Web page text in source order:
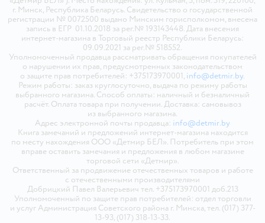
г. Минск, Республика Беларусь. Свидетельство о государственной
регистрации № 0072500 выдано Минским горисполкомом, внесена
запись в ЕГР 01.10.2018 за рег.№ 193143448. Дата внесения
интернет-магазина в Торговый реестр Республики Беларусь:
09.09.2021 за рег.№ 518552.
Уполномоченный продавца рассматривать обращения покупателей
о нарушении их прав, предусмотренных законодательством
о защите прав потребителей: +375173970001, info@detmir.by.
Режим работы: заказ круглосуточно, выдача по режиму работы
выбранного магазина. Способ оплаты: наличный и безналичный
расчёт. Оплата товара при получении. Доставка: самовывоз
из выбранного магазина.
Адрес электронной почты продавца: info@detmir.by
Книга замечаний и предложений интернет-магазина находится
по месту нахождения ООО «Детмир БЕЛ». Потребитель при этом
вправе оставить замечания и предложения в любом магазине
торговой сети «Детмир».
Ответственный за продвижение отечественных товаров и работе
с отечественными производителями
Добрицкий Павел Валерьевич тел. +375173970001 доб.213
Уполномоченный по защите прав потребителей: отдел торговли
и услуг Администрация Советского района г. Минска, тел. (017) 377-
13-93, (017) 318-13-33.